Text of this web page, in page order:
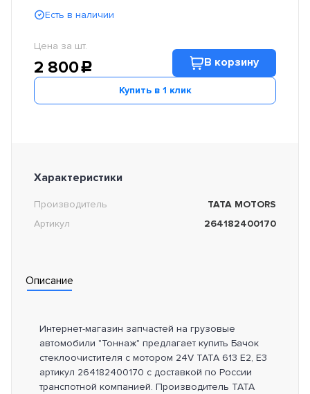
Есть в наличии
Цена за шт.
2 800c В корзину
Купить в 1 клик
Характеристики
Производитель
TATA MOTORS
Артикул
264182400170
Описание
Интернет-магазин запчастей на грузовые
автомобили "Тоннаж" предлагает купить Бачок
стеклоочистителя с мотором 24V TATA 613 E2, E3
артикул 264182400170 с доставкой по России
транспотной компанией. Производитель TATA